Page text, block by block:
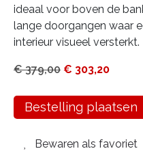
ideaal voor boven de
lange doorgangen waar
interieur visueel versterkt.
€379,00 € 303,20
Bestelling plaatsen
Bewaren als favoriet